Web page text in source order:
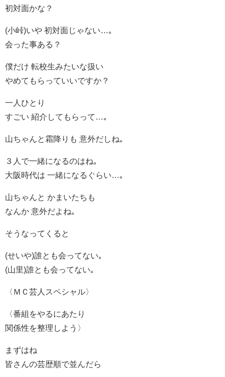
初対面かな？
(小峠)いや 初対面じゃない…｡
会った事ある？
僕だけ 転校生みたいな扱い
やめてもらっていいですか？
一人ひとり
すごい 紹介してもらって…｡
山ちゃんと霜降りも 意外だしね｡
３人で一緒になるのはね｡
大阪時代は 一緒になるぐらい…｡
山ちゃんと かまいたちも
なんか 意外だよね｡
そうなってくると
(せいや)誰とも会ってない｡
(山里)誰とも会ってない｡
〈ＭＣ芸人スペシャル〉
〈番組をやるにあたり
関係性を整理しよう〉
まずはね
皆さんの芸歴順で並んだら